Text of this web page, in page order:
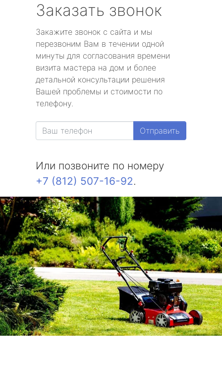
Заказать звонок
Закажите звонок с сайта и мы
перезвоним Вам в течении одной
минуты для согласования времени
визита мастера на дом и более
детальной консультации решения
Вашей проблемы и стоимости по
телефону.
Отправить
Или позвоните по номеру
+7 (812) 507-16-92.